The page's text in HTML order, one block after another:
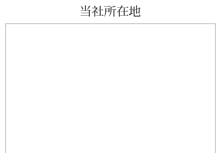
当社所在地